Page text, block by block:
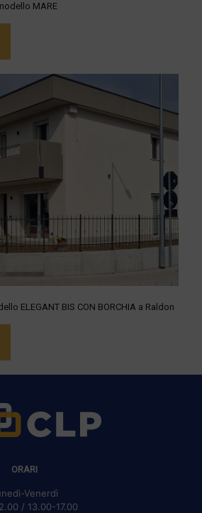
MARE
ELEGANT BIS CON BORCHIA a Raldon
ORARI
Venerdì
/ 13.00-17.00